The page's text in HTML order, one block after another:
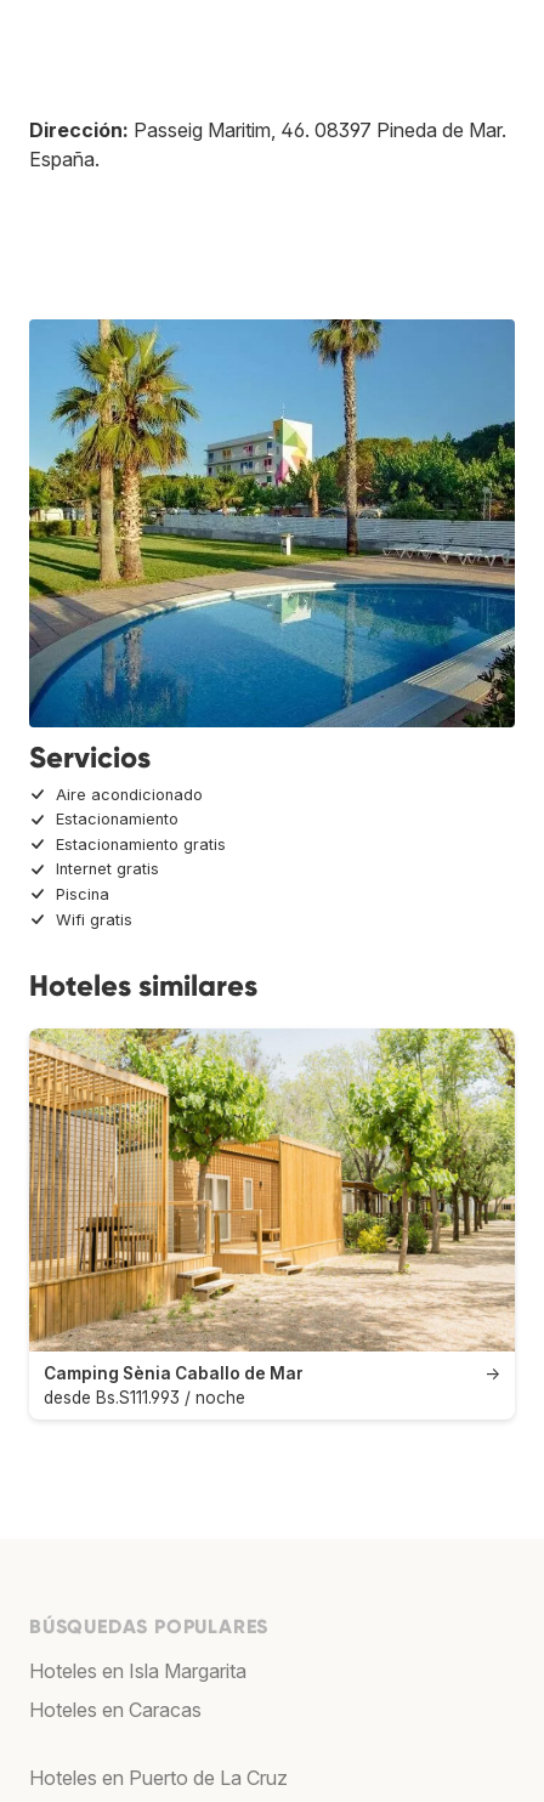
Dirección: Passeig Maritim, 46. 08397 Pineda de Mar.
España.
Servicios
Aire acondicionado
Estacionamiento
Estacionamiento gratis
Internet gratis
Piscina
Wifi gratis
Hoteles similares
→
Camping Sènia Caballo de Mar
desde Bs.S111.993 / noche
BÚSQUEDAS POPULARES
Hoteles en Isla Margarita
Hoteles en Caracas
Hoteles en Puerto de La Cruz